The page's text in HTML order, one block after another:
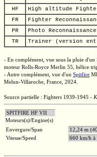
HF
High altitude
FR
Fighter
PR
Photo
TR
Trainer (version
- En complément, vue sous la pluie d'un
moteur Rolls-Royce Merlin 55, hélice
- Autre complément, vue d'un Spitfire
Melun-Villaroche, France, 2024.
Source partielle : Fighters 1939-1945 -
SPITFIRE HF VII
Moteurs(s)/Engine(s)
Envergure/Span
12,24 m
Vitesse/Speed
660 km/